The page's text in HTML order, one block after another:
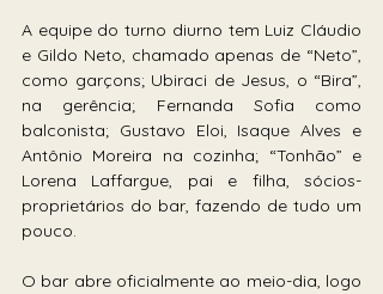
A equipe do turno diurno tem Luiz Cláudio
e Gildo Neto, chamado apenas de “Neto”,
como garçons; Ubiraci de Jesus, o “Bira”,
na gerência; Fernanda Sofia como
balconista; Gustavo Eloi, Isaque Alves e
Antônio Moreira na cozinha; “Tonhão” e
Lorena Laffargue, pai e filha, sócios-
proprietários do bar, fazendo de tudo um
pouco.
O bar abre oficialmente ao meio-dia, logo